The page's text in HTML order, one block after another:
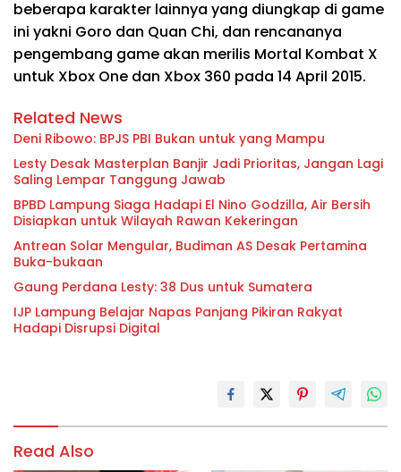
beberapa karakter lainnya yang diungkap di game
ini yakni Goro dan Quan Chi, dan rencananya
pengembang game akan merilis Mortal Kombat X
untuk Xbox One dan Xbox 360 pada 14 April 2015.
Related News
Deni Ribowo: BPJS PBI Bukan untuk yang Mampu
Lesty Desak Masterplan Banjir Jadi Prioritas, Jangan Lagi
Saling Lempar Tanggung Jawab
BPBD Lampung Siaga Hadapi El Nino Godzilla, Air Bersih
Disiapkan untuk Wilayah Rawan Kekeringan
Antrean Solar Mengular, Budiman AS Desak Pertamina
Buka-bukaan
Gaung Perdana Lesty: 38 Dus untuk Sumatera
IJP Lampung Belajar Napas Panjang Pikiran Rakyat
Hadapi Disrupsi Digital
Read Also